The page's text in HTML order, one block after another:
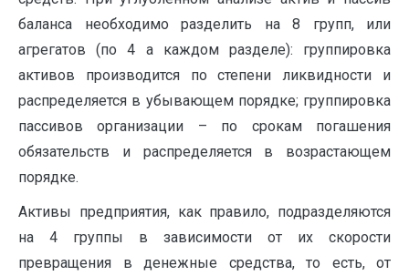
баланса необходимо разделить на 8 групп, или
агрегатов (по 4 а каждом разделе): группировка
активов производится по степени ликвидности и
распределяется в убывающем порядке; группировка
пассивов организации – по срокам погашения
обязательств и распределяется в возрастающем
порядке.
Активы предприятия, как правило, подразделяются
на 4 группы в зависимости от их скорости
превращения в денежные средства, то есть, от